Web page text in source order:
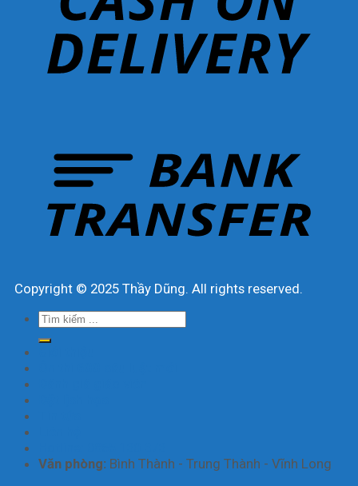
Copyright © 2025 Thầy Dũng. All rights reserved.
Tìm
kiếm:
Văn phòng: Bình Thành - Trung Thành - Vĩnh Long